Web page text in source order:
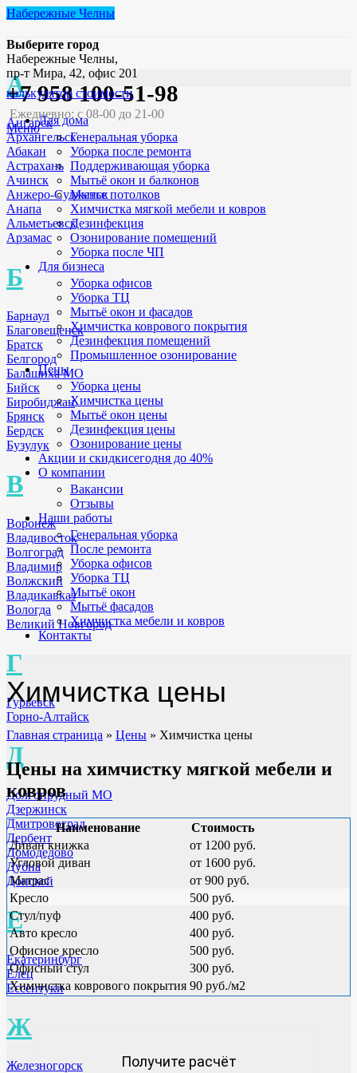
Набережные Челны
Выберите город
А
Ангарск
Архангельск
Абакан
Астрахань
Ачинск
Анжеро-Судженск
Анапа
Альметьевск
Арзамас
Б
Барнаул
Благовещенск
Братск
Белгород
Балашиха МО
Бийск
Биробиджан
Брянск
Бердск
Бузулук
В
Воронеж
Владивосток
Волгоград
Владимир
Волжский
Владикавказ
Вологда
Великий Новгород
Г
Гурьевск
Горно-Алтайск
Д
Долгопрудный МО
Дзержинск
Дмитровоград
Дербент
Домодедово
Дубна
Донской
Е
Екатеринбург
Елец
Ессентуки
Ж
Железногорск
Набережные Челны,
пр-т Мира, 42, офис 201
+7 958 100-51-98
Ежедневно: с 08-00 до 21-00
Меню
калькулятор стоимости
Для дома
Генеральная уборка
Уборка после ремонта
Поддерживающая уборка
Мытьё окон и балконов
Мытье потолков
Химчистка мягкой мебели и ковров
Дезинфекция
Озонирование помещений
Уборка после ЧП
Для бизнеса
Уборка офисов
Уборка ТЦ
Мытьё окон и фасадов
Химчистка коврового покрытия
Дезинфекция помещений
Промышленное озонирование
Цены
Уборка цены
Химчистка цены
Мытьё окон цены
Дезинфекция цены
Озонирование цены
Акции и скидкисегодня до 40%
О компании
Вакансии
Отзывы
Наши работы
Генеральная уборка
После ремонта
Уборка офисов
Уборка ТЦ
Мытьё окон
Мытьё фасадов
Химчистка мебели и ковров
Контакты
Химчистка цены
Главная страница » Цены » Химчистка цены
Цены на химчистку мягкой мебели и
ковров
Наименование
Стоимость
Диван книжка
от 1200 руб.
Угловой диван
от 1600 руб.
Матрас
от 900 руб.
Кресло
500 руб.
Стул/пуф
400 руб.
Авто кресло
400 руб.
Офисное кресло
500 руб.
Офисный стул
300 руб.
Химчистка коврового покрытия 90 руб./м2
Получите расчёт